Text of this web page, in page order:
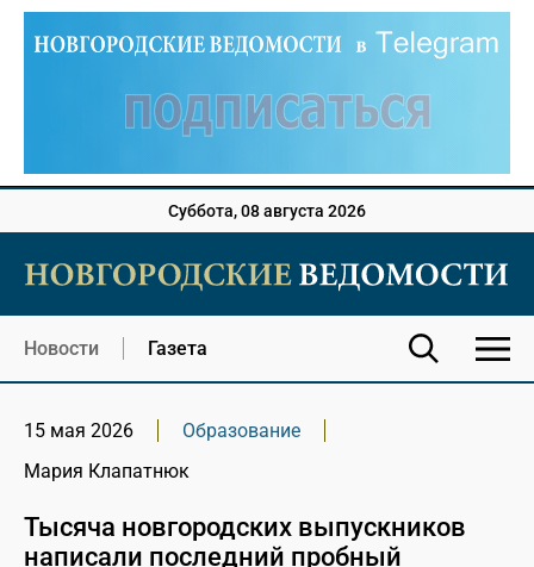
Суббота, 08 августа 2026
Новости Газета
15 мая 2026
Образование
Мария Клапатнюк
Тысяча новгородских выпускников
написали последний пробный